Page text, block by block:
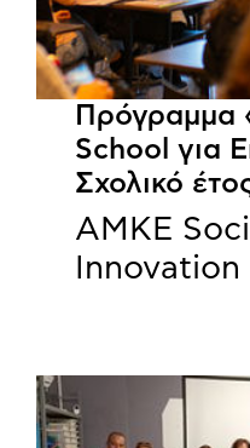
Πρόγραμμα
School για
Σχολικό
ΑΜΚΕ